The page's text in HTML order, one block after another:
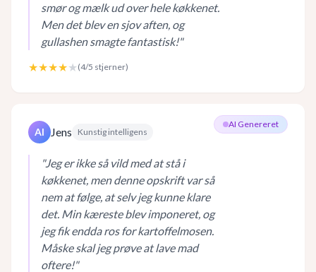
smør og mælk ud over hele køkkenet.
Men det blev en sjov aften, og
gullashen smagte fantastisk!"
★★★★★ (4/5 stjerner)
AI Genereret
AI Jens Kunstig intelligens
"Jeg er ikke så vild med at stå i
køkkenet, men denne opskrift var så
nem at følge, at selv jeg kunne klare
det. Min kæreste blev imponeret, og
jeg fik endda ros for kartoffelmosen.
Måske skal jeg prøve at lave mad
oftere!"